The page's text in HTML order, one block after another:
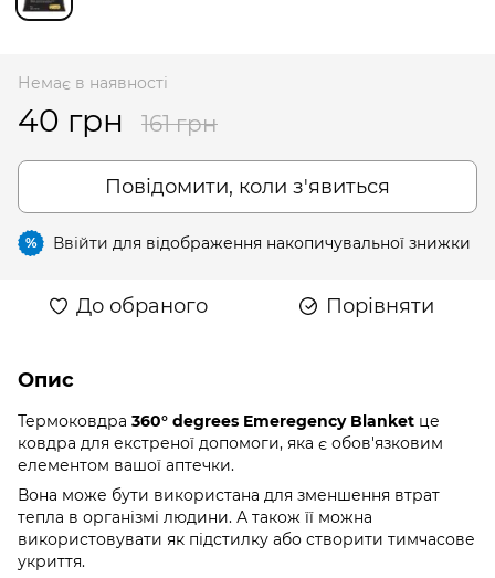
Немає в наявності
40 грн 161 грн
Повідомити, коли з'явиться
% Ввійти для відображення накопичувальної знижки
До обраного Порівняти
Опис
Термоковдра 360° degrees Emeregency Blanket це
ковдра для екстреної допомоги, яка є обов'язковим
елементом вашої аптечки.
Вона може бути використана для зменшення втрат
тепла в організмі людини. А також її можна
використовувати як підстилку або створити тимчасове
укриття.